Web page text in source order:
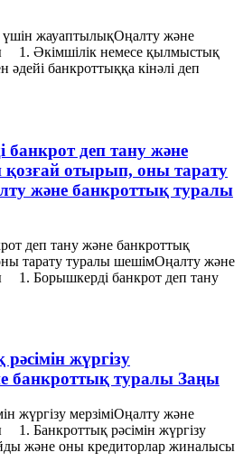
үшін жауаптылықОңалту және
1. Әкімшілік немесе қылмыстық
әдейі банкроттыққа кінәлі деп
деп тану және
қозғай отырып, оны тарату
және банкроттық туралы
деп тану және банкроттық
тарату туралы шешiмОңалту және
1. Борышкерді банкрот деп тану
жүргізу
банкроттық туралы Заңы
жүргізу мерзіміОңалту және
Банкроттық рәсімін жүргізу
және оны кредиторлар жиналысы